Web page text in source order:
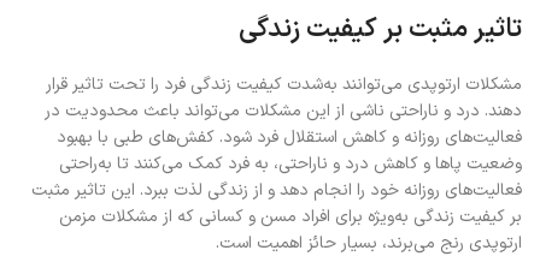
تاثیر مثبت بر کیفیت زندگی
مشکلات ارتوپدی می‌توانند به‌شدت کیفیت زندگی فرد را تحت تاثیر قرار
دهند. درد و ناراحتی ناشی از این مشکلات می‌تواند باعث محدودیت در
فعالیت‌های روزانه و کاهش استقلال فرد شود. کفش‌های طبی با بهبود
وضعیت پاها و کاهش درد و ناراحتی، به فرد کمک می‌کنند تا به‌راحتی
فعالیت‌های روزانه خود را انجام دهد و از زندگی لذت ببرد. این تاثیر مثبت
بر کیفیت زندگی به‌ویژه برای افراد مسن و کسانی که از مشکلات مزمن
ارتوپدی رنج می‌برند، بسیار حائز اهمیت است.